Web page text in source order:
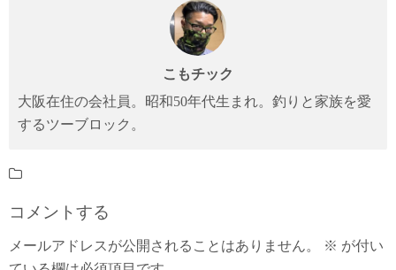
こもチック
大阪在住の会社員。昭和50年代生まれ。釣りと家族を愛
するツーブロック。
コメントする
メールアドレスが公開されることはありません。 ※ が付い